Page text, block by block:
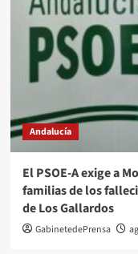
Andalucía
El PSOE-A exige a
familias de los
de Los Gallardos
GabinetedePrensa